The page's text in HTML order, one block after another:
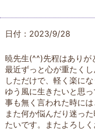
日付：2023/9/28
暁先生(^^)先程はありが
最近ずっと心が重たく
しただけで、軽く楽に
ゆう風に生きたいと思
事も無く言われた時には
また何か悩んだり迷っ
たいです。またよろしく